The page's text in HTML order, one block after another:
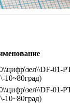
01-
10~80град)
01-
10~80град)